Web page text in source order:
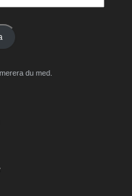
du med.